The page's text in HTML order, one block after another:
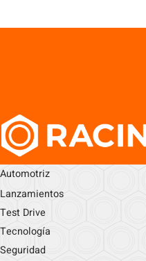
Automotriz
Lanzamientos
Test Drive
Tecnología
Seguridad